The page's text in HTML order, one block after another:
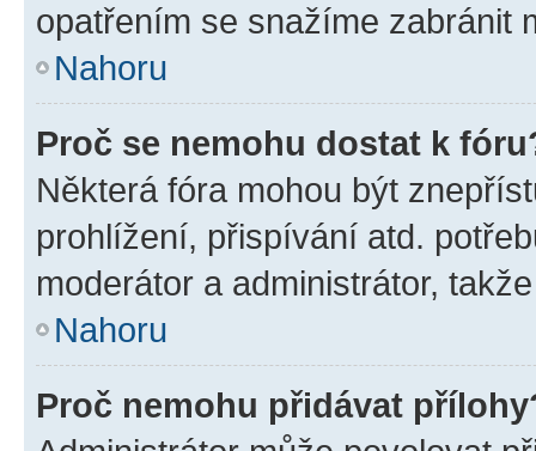
opatřením se snažíme zabránit
Nahoru
Proč se nemohu dostat k
Některá fóra mohou být
prohlížení, přispívání atd.
moderátor a administrátor,
Nahoru
Proč nemohu přidávat